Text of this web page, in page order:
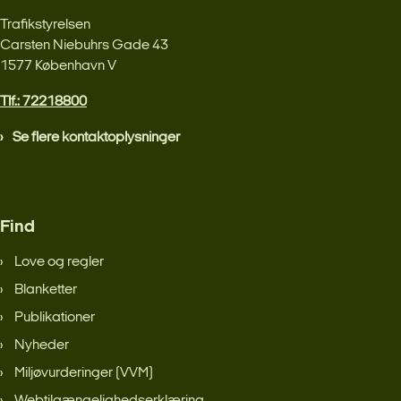
Trafikstyrelsen
Carsten Niebuhrs Gade 43
1577 København V
Tlf.: 72218800
Se flere kontaktoplysninger
Find
Love og regler
Blanketter
Publikationer
Nyheder
Miljøvurderinger (VVM)